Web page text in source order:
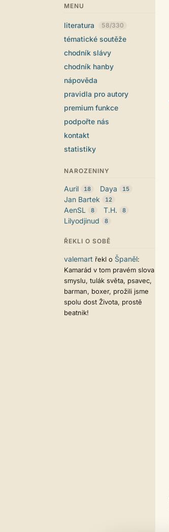
MENU
literatura 58/330
tématické soutěže
chodník slávy
chodník hanby
nápověda
pravidla pro autory
premium funkce
podpořte nás
kontakt
statistiky
NAROZENINY
Auril 18 Daya 15
Jan Bartek 12
AenSL 8 T.H. 8
Lilyodjinud 8
ŘEKLI O SOBĚ
valemart řekl o Španěl:
Kamarád v tom pravém slova
smyslu, tulák světa, psavec,
barman, boxer, prožili jsme
spolu dost Života, prostě
beatnik!